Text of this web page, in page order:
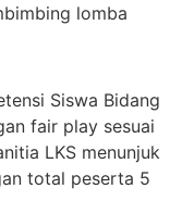
lomba
Siswa Bidang
fair play sesuai
LKS menunjuk
total peserta 5